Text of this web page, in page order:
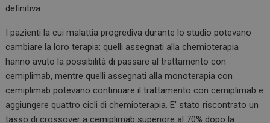
definitiva.
I pazienti la cui malattia progrediva durante lo studio potevano
cambiare la loro terapia: quelli assegnati alla chemioterapia
hanno avuto la possibilità di passare al trattamento con
cemiplimab, mentre quelli assegnati alla monoterapia con
cemiplimab potevano continuare il trattamento con cemiplimab e
aggiungere quattro cicli di chemioterapia. E’ stato riscontrato un
tasso di crossover a cemiplimab superiore al 70% dopo la